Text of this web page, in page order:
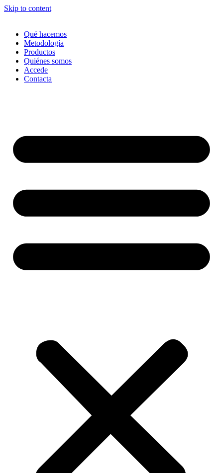
Skip to content
Qué hacemos
Metodología
Productos
Quiénes somos
Accede
Contacta